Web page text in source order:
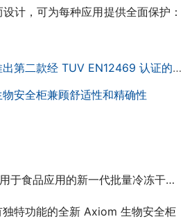
计，可为每种应用提供全面保护：
二款经 TUV EN12469 认证的微生物安全柜
安全柜兼顾舒适性和精确性
食品应用的新一代批量冷冻干燥机
特功能的全新 Axiom 生物安全柜